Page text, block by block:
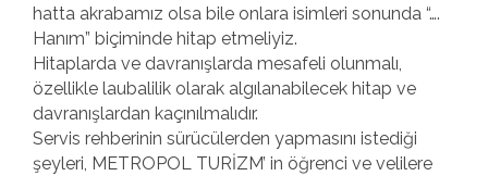
hatta akrabamız olsa bile onlara isimleri sonunda “….
Hanım” biçiminde hitap etmeliyiz.
Hitaplarda ve davranışlarda mesafeli olunmalı,
özellikle laubalilik olarak algılanabilecek hitap ve
davranışlardan kaçınılmalıdır.
Servis rehberinin sürücülerden yapmasını istediği
şeyleri, METROPOL TURİZM’ in öğrenci ve velilere